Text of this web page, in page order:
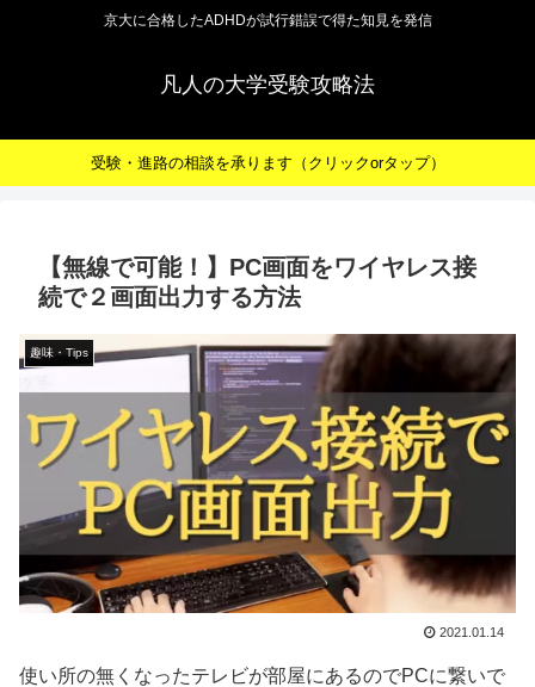
京大に合格したADHDが試行錯誤で得た知見を発信
凡人の大学受験攻略法
受験・進路の相談を承ります（クリックorタップ）
【無線で可能！】PC画面をワイヤレス接
続で２画面出力する方法
趣味・Tips
2021.01.14
使い所の無くなったテレビが部屋にあるのでPCに繋いで